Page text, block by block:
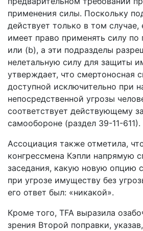
применения силы. Поскольку
действует только в том
имеет право применять силу по
или (b), а эти подразделы
нелетальную силу для защиты
утверждает, что смертоносная
доступной исключительно при
непосредственной угрозы
соответствует действующему
самообороне (раздел 39-11-611).
Ассоциация также отметила,
конгрессмена Кэпли напрямую
заседания, какую новую опцию
при угрозе имуществу без
его ответ был: «никакой».
Кроме того, TFA выразила
зрения Второй поправки,